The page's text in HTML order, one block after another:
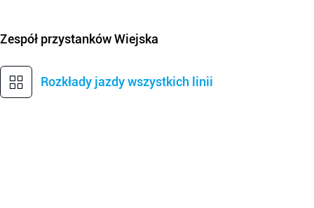
Zespół przystankówWiejska
Rozkłady jazdy wszystkich linii